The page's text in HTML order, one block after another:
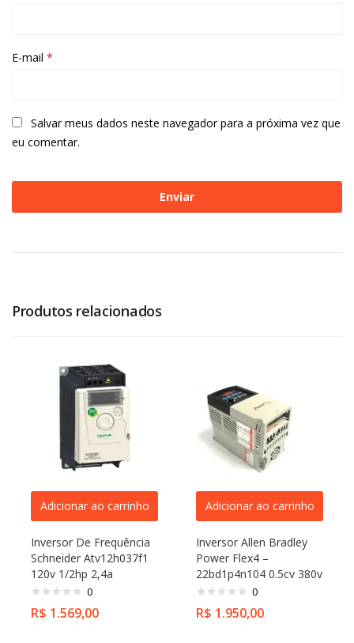
E-mail *
Salvar meus dados neste navegador para a próxima vez que
eu comentar.
Produtos relacionados
Adicionar ao carrinho
Inversor De Frequência
Schneider Atv12h037f1
120v 1/2hp 2,4a
0
R$ 1.569,00
Adicionar ao carrinho
Inversor Allen Bradley
Power Flex4 –
22bd1p4n104 0.5cv 380v
0
R$ 1.950,00